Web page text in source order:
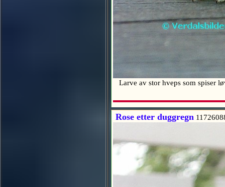
Larve av stor hveps som spiser
Rose etter duggregn